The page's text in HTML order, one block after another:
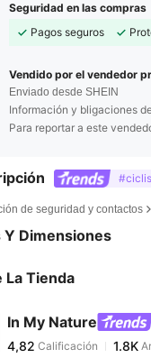
Seguridad en las compras
Pagos seguros
Vendido por el vendedor
Enviado desde SHEIN
Información y bligaciones
Para reportar a este
de seguridad y contactos
Y Dimensiones
La Tienda
In My Nature
4,82
4,82
Calificación 1.8K
3***2pagado